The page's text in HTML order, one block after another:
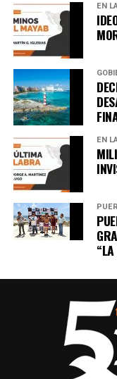
Al menos siete
entre manifestantes
detención del líder
helicóptero a un
internacionales
electoral.
8.
Suk Yeol es
Un tribunal de Corea
cinco años de
relacionada con la
defensa anunció
9. Canadá y
comercial
Tras una cumbre
anunciaron un
a
EN
EN